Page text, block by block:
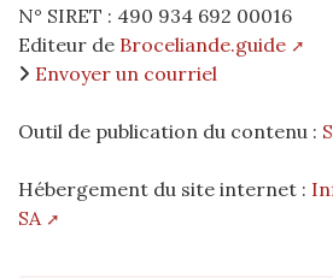
N° SIRET : 490 934 692 00016
Editeur de Broceliande.guide
Envoyer un courriel
Outil de publication du contenu :
Hébergement du site internet :
SA